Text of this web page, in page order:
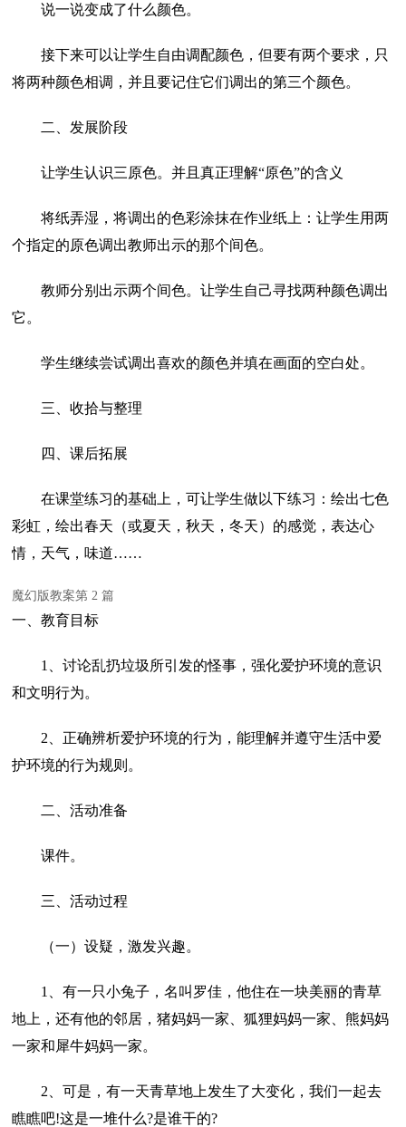
说一说变成了什么颜色。
接下来可以让学生自由调配颜色，但要有两个要求，只
将两种颜色相调，并且要记住它们调出的第三个颜色。
二、发展阶段
让学生认识三原色。并且真正理解“原色”的含义
将纸弄湿，将调出的色彩涂抹在作业纸上：让学生用两
个指定的原色调出教师出示的那个间色。
教师分别出示两个间色。让学生自己寻找两种颜色调出
它。
学生继续尝试调出喜欢的颜色并填在画面的空白处。
三、收拾与整理
四、课后拓展
在课堂练习的基础上，可让学生做以下练习：绘出七色
彩虹，绘出春天（或夏天，秋天，冬天）的感觉，表达心
情，天气，味道……
魔幻版教案第 2 篇
一、教育目标
1、讨论乱扔垃圾所引发的怪事，强化爱护环境的意识
和文明行为。
2、正确辨析爱护环境的行为，能理解并遵守生活中爱
护环境的行为规则。
二、活动准备
课件。
三、活动过程
（一）设疑，激发兴趣。
1、有一只小兔子，名叫罗佳，他住在一块美丽的青草
地上，还有他的邻居，猪妈妈一家、狐狸妈妈一家、熊妈妈
一家和犀牛妈妈一家。
2、可是，有一天青草地上发生了大变化，我们一起去
瞧瞧吧!这是一堆什么?是谁干的?